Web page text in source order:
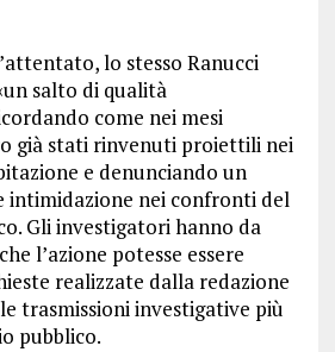
lo stesso Ranucci
salto di qualità
come nei mesi
già stati rinvenuti proiettili nei
e denunciando un
intimidazione nei confronti del
Gli investigatori hanno da
l’azione potesse essere
realizzate dalla redazione
trasmissioni investigative più
pubblico.